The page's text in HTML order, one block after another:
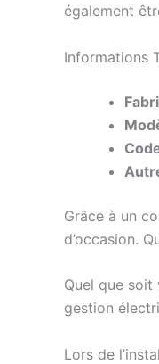
également
Informations
Grâce à un
d’occasion.
Quel que
gestion
Lors de